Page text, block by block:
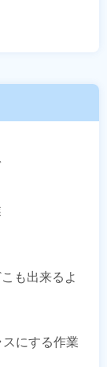
も出来るよ
にする作業